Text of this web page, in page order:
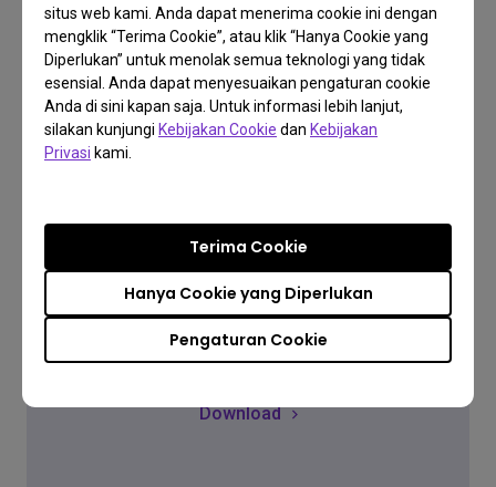
situs web kami. Anda dapat menerima cookie ini dengan
mengklik “Terima Cookie”, atau klik “Hanya Cookie yang
Diperlukan” untuk menolak semua teknologi yang tidak
esensial. Anda dapat menyesuaikan pengaturan cookie
Anda di sini kapan saja. Untuk informasi lebih lanjut,
silakan kunjungi Kebijakan Cookie dan Kebijakan
Privasi kami.
Pengaturan Cookie
Hanya Cookie yang Diperlukan
Terima Cookie
Cek FAQ
Unduh
Download
Download